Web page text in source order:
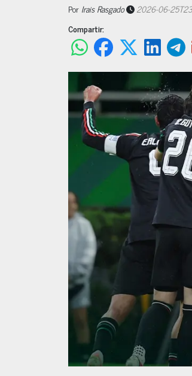
Por Irais Rasgado
2026-06-
Compartir: